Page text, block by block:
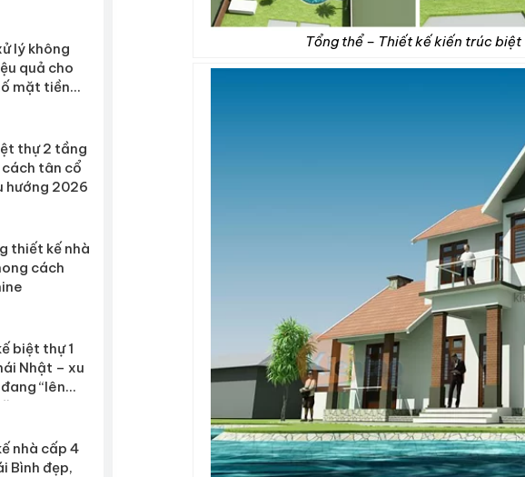
Tổng thể – Thiết kế kiến trúc
lý không
quả cho
mặt tiền
thự 2 tầng
tân cổ
hướng 2026
thiết kế nhà
cách
biệt thự 1
Nhật – xu
“lên
2026
nhà cấp 4
Bình đẹp,